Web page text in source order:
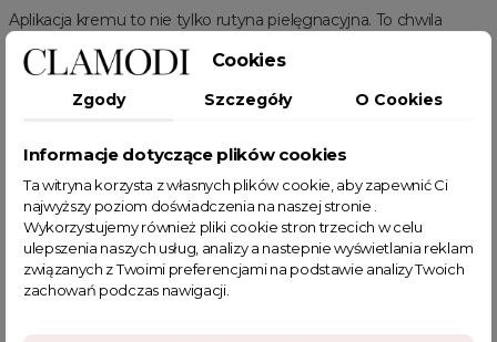
Aplikacja kremu to nie tylko rutyna pielęgnacyjna. To chwila
o swoją skórę. Nasz krem do twarzy sprawia, że pielęgnacja staje
na najwyższym poziomie. Zamów nasz Krem do Twarzy
Powiązanie kategorie: pielęgnacja ciała, pielęgnacja twarzy
Powiązane kategorie:
Strefa beauty Pielęgnacja twarzy Zobacz wszystkie
Zobacz nowości
Cookies
Zgody Szczegóły O Cookies
Informacje dotyczące plików cookies
Ta witryna korzysta z własnych plików cookie, aby zapewnić Ci
najwyższy poziom doświadczenia na naszej stronie .
Wykorzystujemy również pliki cookie stron trzecich w celu
ulepszenia naszych usług, analizy a nastepnie wyświetlania reklam
związanych z Twoimi preferencjami na podstawie analizy Twoich
zachowań podczas nawigacji.